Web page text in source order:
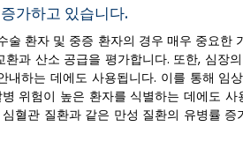
가하고 있습니다.
환자 및 중증 환자의 경우 매우 중요한
과 산소 공급을 평가합니다. 또한, 심장
하는 데에도 사용됩니다. 이를 통해 임
위험이 높은 환자를 식별하는 데에도
혈관 질환과 같은 만성 질환의 유병률